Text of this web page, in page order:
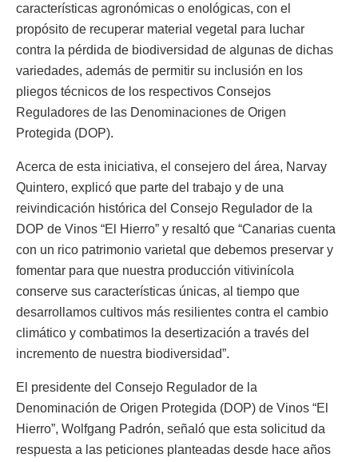
características agronómicas o enológicas, con el
propósito de recuperar material vegetal para luchar
contra la pérdida de biodiversidad de algunas de dichas
variedades, además de permitir su inclusión en los
pliegos técnicos de los respectivos Consejos
Reguladores de las Denominaciones de Origen
Protegida (DOP).
Acerca de esta iniciativa, el consejero del área, Narvay
Quintero, explicó que parte del trabajo y de una
reivindicación histórica del Consejo Regulador de la
DOP de Vinos “El Hierro” y resaltó que “Canarias cuenta
con un rico patrimonio varietal que debemos preservar y
fomentar para que nuestra producción vitivinícola
conserve sus características únicas, al tiempo que
desarrollamos cultivos más resilientes contra el cambio
climático y combatimos la desertización a través del
incremento de nuestra biodiversidad”.
El presidente del Consejo Regulador de la
Denominación de Origen Protegida (DOP) de Vinos “El
Hierro”, Wolfgang Padrón, señaló que esta solicitud da
respuesta a las peticiones planteadas desde hace años